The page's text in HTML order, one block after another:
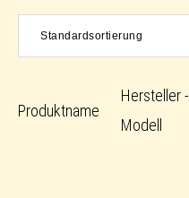
Produktname
Hersteller -
Modell